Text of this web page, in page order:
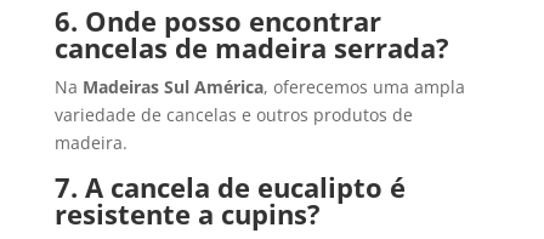
6. Onde posso encontrar
cancelas de madeira serrada?
Na Madeiras Sul América, oferecemos uma ampla
variedade de cancelas e outros produtos de
madeira.
7. A cancela de eucalipto é
resistente a cupins?